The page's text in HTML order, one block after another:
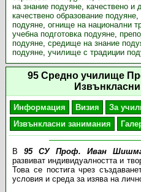
на знание подуяне, качествено и
качествено образование подуяне,
подуяне, огнище на национални
учебна подготовка подуяне,
подуяне, средище на знание
подуяне, училище с традиции
95 Средно училище
Информация Визия За
Извънкласни занимания
В95 СУ Проф. Иван
развиват индивидуалността и
Това се постига чрез
условия и среда за изява на